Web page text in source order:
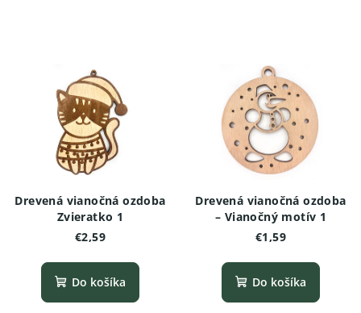
Drevená vianočná ozdoba
Zvieratko 1
€2,59
Do košíka
Drevená vianočná ozdoba
– Vianočný motív 1
€1,59
Do košíka